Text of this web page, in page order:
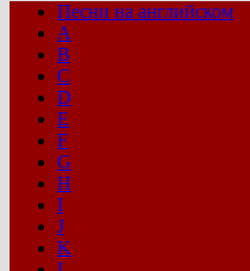
Песни на английском
A
B
C
D
E
F
G
H
I
J
K